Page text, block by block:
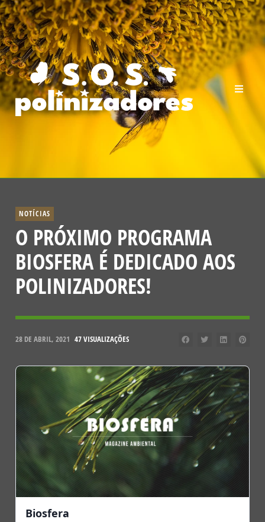
NOTÍCIAS
O PRÓXIMO PROGRAMA
BIOSFERA É DEDICADO AOS
POLINIZADORES!
28 DE ABRIL, 2021 47 VISUALIZAÇÕES
Biosfera